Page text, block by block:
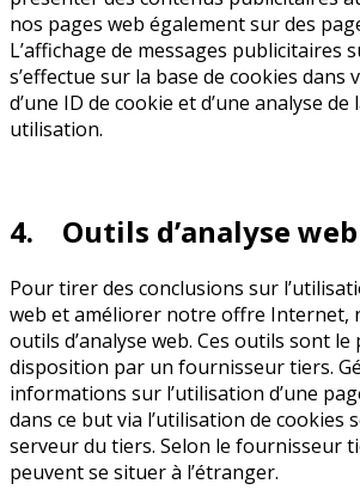
nos pages web également sur des
L’affichage de messages publicitaires
s’effectue sur la base de cookies dans
d’une ID de cookie et d’une analyse
utilisation.
4. Outils d’analyse web
Pour tirer des conclusions sur
web et améliorer notre offre Internet,
outils d’analyse web. Ces outils sont
disposition par un fournisseur tiers.
informations sur l’utilisation d’une
dans ce but via l’utilisation de cookies
serveur du tiers. Selon le fournisseur
peuvent se situer à l’étranger.